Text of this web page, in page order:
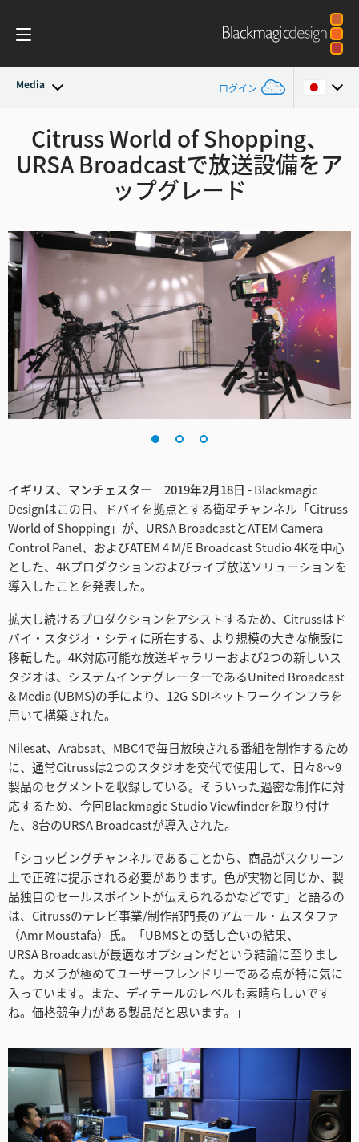
Media ログイン
最新ニュース
ニュースアーカイブ
Argentina
Australia
Brazil
Canada
China
Denmark
Finland
France
Hong Kong SAR, China
India
Italy
Japan
Korea
Mexico
Malaysia
New Zealand
Norway
Portugal
Singapore
South Africa
Spain
Sweden
Chinese Taipei
Turkey
UAE
Citruss World of Shopping、
URSA Broadcastで放送設備をア
ップグレード
イギリス、マンチェスター 2019年2月18日 - Blackmagic
Designはこの日、ドバイを拠点とする衛星チャンネル「Citruss
World of Shopping」が、URSA BroadcastとATEM Camera
Control Panel、およびATEM 4 M/E Broadcast Studio 4Kを中心
とした、4Kプロダクションおよびライブ放送ソリューションを
導入したことを発表した。
拡大し続けるプロダクションをアシストするため、Citrussはド
バイ・スタジオ・シティに所在する、より規模の大きな施設に
移転した。4K対応可能な放送ギャラリーおよび2つの新しいス
タジオは、システムインテグレーターであるUnited Broadcast
& Media (UBMS)の手により、12G-SDIネットワークインフラを
用いて構築された。
Nilesat、Arabsat、MBC4で毎日放映される番組を制作するため
に、通常Citrussは2つのスタジオを交代で使用して、日々8〜9
製品のセグメントを収録している。そういった過密な制作に対
応するため、今回Blackmagic Studio Viewfinderを取り付け
た、8台のURSA Broadcastが導入された。
「ショッピングチャンネルであることから、商品がスクリーン
上で正確に提示される必要があります。色が実物と同じか、製
品独自のセールスポイントが伝えられるかなどです」と語るの
は、Citrussのテレビ事業/制作部門長のアムール・ムスタファ
（Amr Moustafa）氏。「UBMSとの話し合いの結果、
URSA Broadcastが最適なオプションだという結論に至りまし
た。カメラが極めてユーザーフレンドリーである点が特に気に
入っています。また、ディテールのレベルも素晴らしいです
ね。価格競争力がある製品だと思います。」